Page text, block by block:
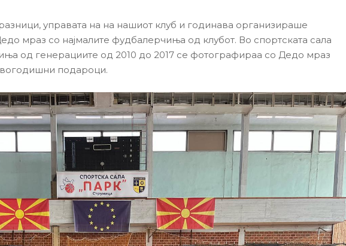
управата на на нашиот клуб и годинава организираше
мраз со најмалите фудбалерчиња од клубот. Во спортската сала
од генерациите од 2010 до 2017 се фотографираа со Дедо мраз
подароци.